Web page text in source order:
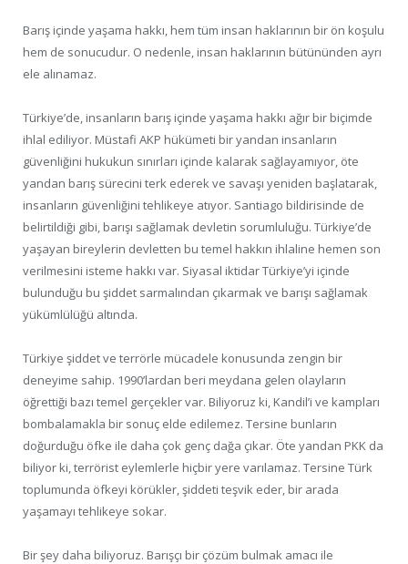
Barış içinde yaşama hakkı, hem tüm insan haklarının bir ön koşulu
hem de sonucudur. O nedenle, insan haklarının bütününden ayrı
ele alınamaz.
Türkiye’de, insanların barış içinde yaşama hakkı ağır bir biçimde
ihlal ediliyor. Müstafi AKP hükümeti bir yandan insanların
güvenliğini hukukun sınırları içinde kalarak sağlayamıyor, öte
yandan barış sürecini terk ederek ve savaşı yeniden başlatarak,
insanların güvenliğini tehlikeye atıyor. Santiago bildirisinde de
belirtildiği gibi, barışı sağlamak devletin sorumluluğu. Türkiye’de
yaşayan bireylerin devletten bu temel hakkın ihlaline hemen son
verilmesini isteme hakkı var. Siyasal iktidar Türkiye’yi içinde
bulunduğu bu şiddet sarmalından çıkarmak ve barışı sağlamak
yükümlülüğü altında.
Türkiye şiddet ve terrörle mücadele konusunda zengin bir
deneyime sahip. 1990’lardan beri meydana gelen olayların
öğrettiği bazı temel gerçekler var. Biliyoruz ki, Kandil’i ve kampları
bombalamakla bir sonuç elde edilemez. Tersine bunların
doğurduğu öfke ile daha çok genç dağa çıkar. Öte yandan PKK da
biliyor ki, terrörist eylemlerle hiçbir yere varılamaz. Tersine Türk
toplumunda öfkeyi körükler, şiddeti teşvik eder, bir arada
yaşamayı tehlikeye sokar.
Bir şey daha biliyoruz. Barışçı bir çözüm bulmak amacı ile